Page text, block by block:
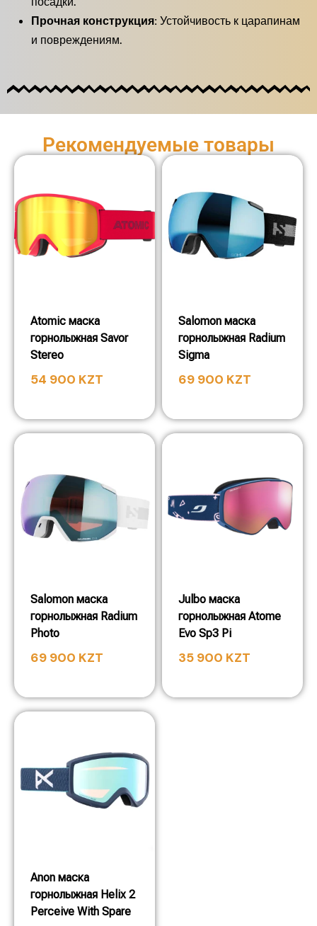
Прочная конструкция: Устойчивость к царапинам
и повреждениям.
Рекомендуемые товары
Atomic маска
горнолыжная Savor
Stereo
54 900 KZT
Salomon маска
горнолыжная Radium
Sigma
69 900 KZT
Salomon маска
горнолыжная Radium
Photo
69 900 KZT
Julbo маска
горнолыжная Atome
Evo Sp3 Pi
35 900 KZT
Anon маска
горнолыжная Helix 2
Perceive With Spare